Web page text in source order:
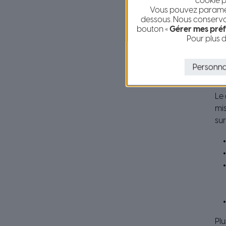
Le
Vous pouvez
dessous. Nous
bouton «Gérer mes
Pour plus